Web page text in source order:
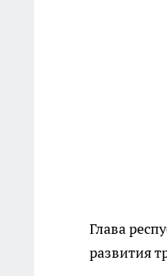
Глава
развития